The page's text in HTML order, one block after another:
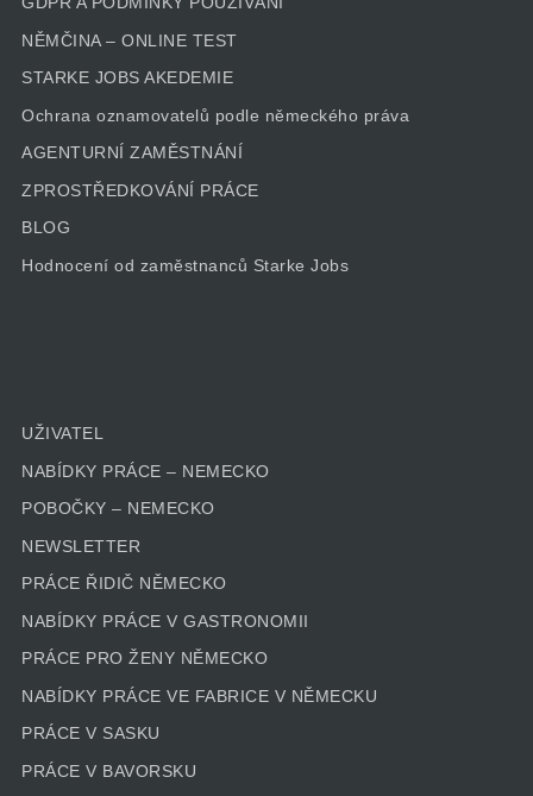
NĚMČINA – ONLINE TEST
STARKE JOBS AKEDEMIE
Ochrana oznamovatelů podle německého práva
AGENTURNÍ ZAMĚSTNÁNÍ
ZPROSTŘEDKOVÁNÍ PRÁCE
BLOG
Hodnocení od zaměstnanců Starke Jobs
UŽIVATEL
NABÍDKY PRÁCE – NEMECKO
POBOČKY – NEMECKO
NEWSLETTER
PRÁCE ŘIDIČ NĚMECKO
NABÍDKY PRÁCE V GASTRONOMII
PRÁCE PRO ŽENY NĚMECKO
NABÍDKY PRÁCE VE FABRICE V NĚMECKU
PRÁCE V SASKU
PRÁCE V BAVORSKU